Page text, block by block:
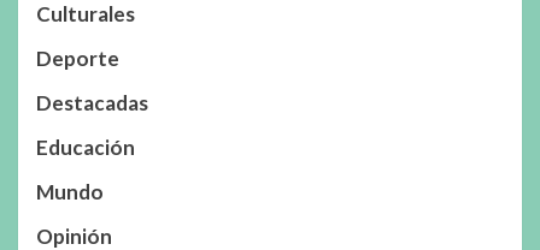
Culturales
Deporte
Destacadas
Educación
Mundo
Opinión